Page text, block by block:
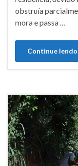
obstruía
mora e passa …
Continue lendo